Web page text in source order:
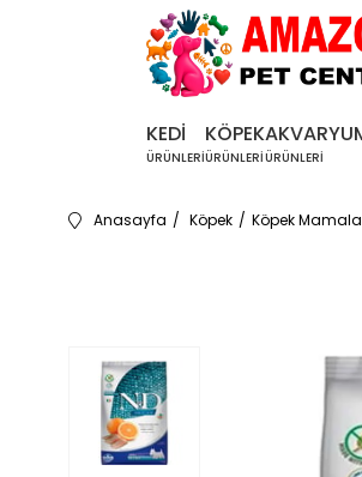
KEDİ
ÜRÜNLERİ
KÖPEK
ÜRÜNLERİÜRÜNLERİ
Anasayfa Köpek Köpek